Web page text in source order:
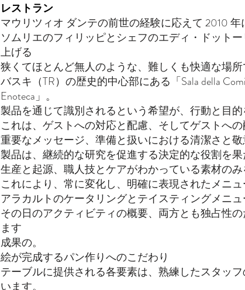
レストラン
マウリツィオ ダンテの前世の経験に応えて 2010 年
ソムリエのフィリッピとシェフのエディ・ドット
上げる
狭くてほとんど無人のような、難しくも快適な場
バスキ（TR）の歴史的中心部にある「Sala della
Enoteca」。
製品を通じて識別されるという希望が、行動と目
これは、ゲストへの対応と配慮、そしてゲストへの
重要なメッセージ、準備と扱いにおける清潔さと
製品は、継続的な研究を促進する決定的な役割を果
生産と起源、職人技とケアがわかっている素材のみ
これにより、常に変化し、明確に表現されたメニュ
アラカルトのケータリングとテイスティングメニ
その日のアクティビティの概要、両方とも独占性
ます
成果の。
絵が完成するパン作りへのこだわり
テーブルに提供される各要素は、熟練したスタッ
います。